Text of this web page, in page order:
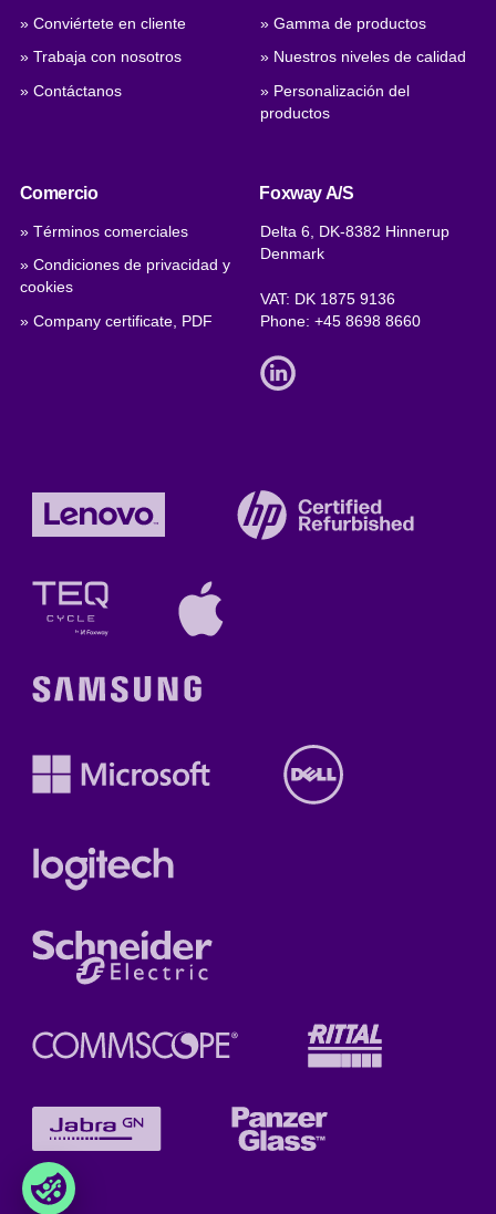
» Conviértete en cliente
» Trabaja con nosotros
» Contáctanos
» Gamma de productos
» Nuestros niveles de calidad
» Personalización del
productos
Comercio
» Términos comerciales
» Condiciones de privacidad y
cookies
» Company certificate, PDF
Foxway A/S
Delta 6, DK-8382 Hinnerup
Denmark
VAT: DK 1875 9136
Phone:+45 8698 8660